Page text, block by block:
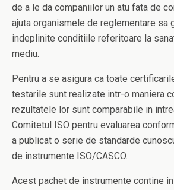
de a le da companiilor un atu fata de
ajuta organismele de reglementare sa
indeplinite conditiile referitoare la
mediu.
Pentru a se asigura ca toate
testarile sunt realizate intr-o maniera
rezultatele lor sunt comparabile in
Comitetul ISO pentru evaluarea
a publicat o serie de standarde
de instrumente ISO/CASCO.
Acest pachet de instrumente contine